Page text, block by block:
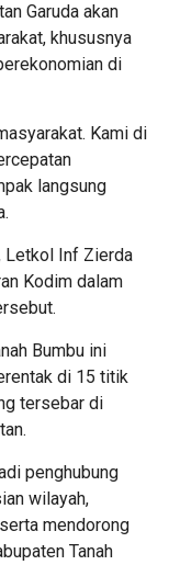
Garuda akan
khususnya
di
Kami di
langsung
Letkol Inf Zierda
Kodim dalam
Bumbu ini
di 15 titik
tersebar di
penghubung
wilayah,
mendorong
Tanah